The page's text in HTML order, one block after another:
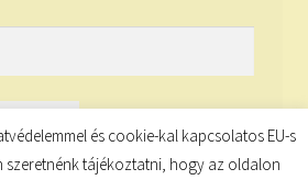
és cookie-kal kapcsolatos EU-s
szeretnénk tájékoztatni, hogy az oldalon